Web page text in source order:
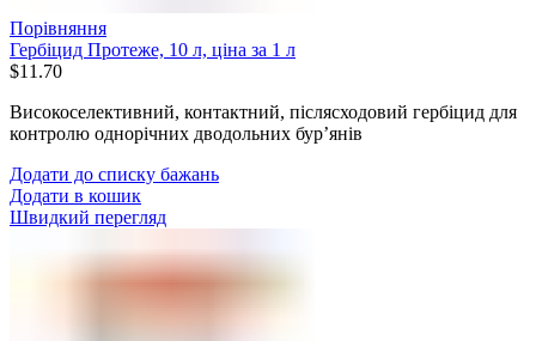
Порівняння
Гербіцид Протеже, 10 л, ціна за 1 л
$11.70
Високоселективний, контактний, післясходовий гербіцид для
контролю однорічних дводольних бур’янів
Додати до списку бажань
Додати в кошик
Швидкий перегляд